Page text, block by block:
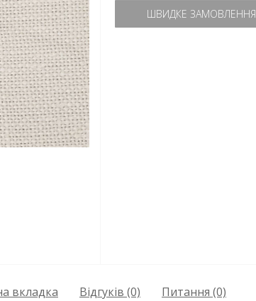
ШВИДКЕ ЗАМОВЛЕННЯ
вкладка Відгуків (0) Питання (0)